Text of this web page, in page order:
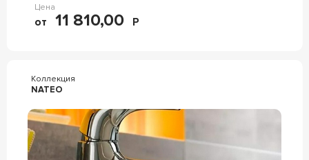
Цена
от 11 810,00 Р
Коллекция
NATEO